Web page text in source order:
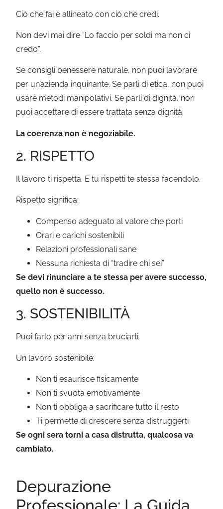
Ciò che fai è allineato con ciò che credi.
Non devi mai dire “Lo faccio per soldi ma non ci
credo”.
Se consigli benessere naturale, non puoi lavorare
per un’azienda inquinante. Se parli di etica, non puoi
usare metodi manipolativi. Se parli di dignità, non
puoi accettare di essere trattata senza dignità.
La coerenza non è negoziabile.
2. RISPETTO
Il lavoro ti rispetta. E tu rispetti te stessa facendolo.
Rispetto significa:
Compenso adeguato al valore che porti
Orari e carichi sostenibili
Relazioni professionali sane
Nessuna richiesta di “tradire chi sei”
Se devi rinunciare a te stessa per avere successo,
quello non è successo.
3. SOSTENIBILITÀ
Puoi farlo per anni senza bruciarti.
Un lavoro sostenibile:
Non ti esaurisce fisicamente
Non ti svuota emotivamente
Non ti obbliga a sacrificare tutto il resto
Ti permette di crescere senza distruggerti
Se ogni sera torni a casa distrutta, qualcosa va
cambiato.
Depurazione